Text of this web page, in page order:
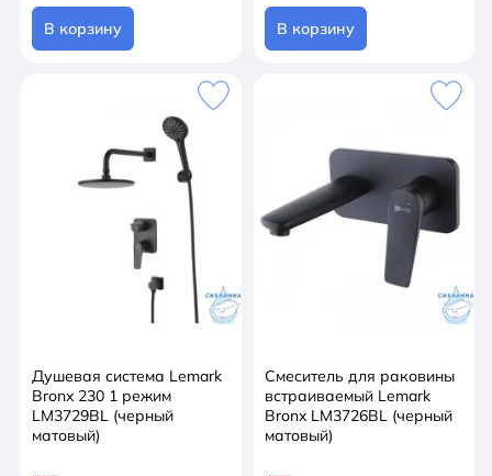
В корзину В корзину
Душевая система Lemark
Bronx 230 1 режим
LM3729BL (черный
матовый)
Смеситель для раковины
встраиваемый Lemark
Bronx LM3726BL (черный
матовый)